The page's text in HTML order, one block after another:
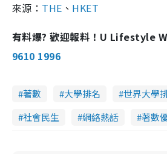
來源： THE 、 HKET
有料爆? 歡迎報料！U Lifestyle
9610 1996
著數 大學排名 世界大學
社會民生
網絡熱話 著數